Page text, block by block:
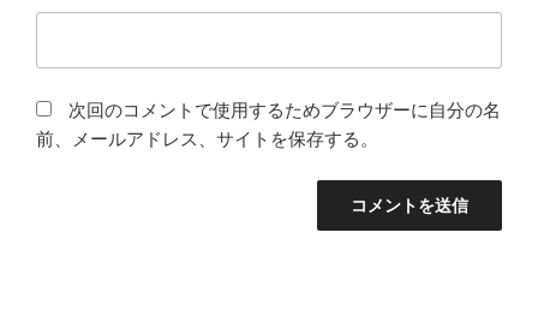
次回のコメントで使用するためブラウザーに自分の名
前、メールアドレス、サイトを保存する。